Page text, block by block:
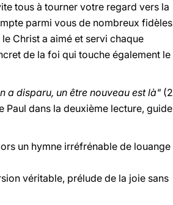
tous à tourner votre regard vers la
parmi vous de nombreux fidèles
Christ a aimé et servi chaque
de la foi qui touche également le
a disparu, un être nouveau est là" (2
Paul dans la deuxième lecture, guide
un hymne irréfrénable de louange
véritable, prélude de la joie sans